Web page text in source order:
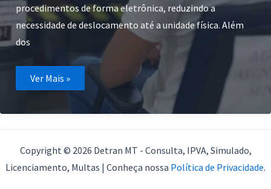
procedimentos de forma eletrônica, reduzindo a
necessidade de deslocamento até a unidade física. Além
dos
5ª
Grande
Ver Mais »
Copyright © 2026 Detran MT - Consulta, IPVA, Simulado,
Licenciamento, Multas | Conheça nossa Política de Privacidade.